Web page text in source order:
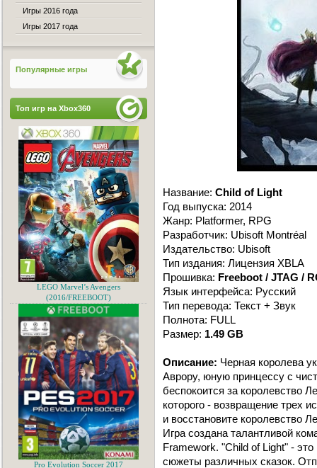
Название: Child of Light
Год выпуска: 2014
Жанр: Platformer, RPG
Разработчик: Ubisoft Montréal
Издательство: Ubisoft
Тип издания: Лицензия XBLA
Прошивка: Freeboot / JTAG /
Язык интерфейса: Русский
Тип перевода: Текст + Звук
Полнота: FULL
Размер: 1.49 GB
Описание: Черная королева
Аврору, юную принцессу с
беспокоится за королевство
которого - возвращение трех
и восстановите королевство
Игра создана талантливой
Framework. "Child of Light" -
сюжеты различных сказок.
Игры 2016 года
Игры 2017 года
Популярные игры
Топ игр на Xbox360
LEGO Marvel’s Avengers
(2016/FREEBOOT)
Pro Evolution Soccer 2017